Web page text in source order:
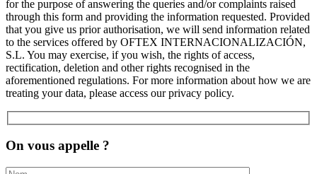
for the purpose of answering the queries and/or complaints raised
through this form and providing the information requested. Provided
that you give us prior authorisation, we will send information related
to the services offered by OFTEX INTERNACIONALIZACIÓN,
S.L. You may exercise, if you wish, the rights of access,
rectification, deletion and other rights recognised in the
aforementioned regulations. For more information about how we are
treating your data, please access our privacy policy.
On vous appelle ?